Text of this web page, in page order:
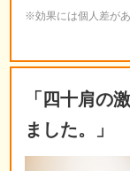
※効果には個人差が
「四十肩の
ました。」